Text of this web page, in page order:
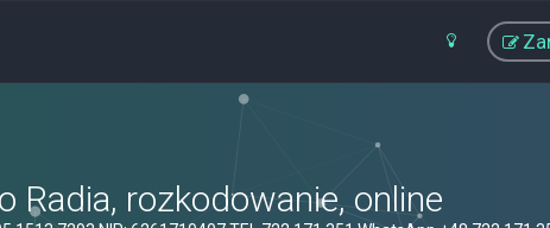
Radia, rozkodowanie, online